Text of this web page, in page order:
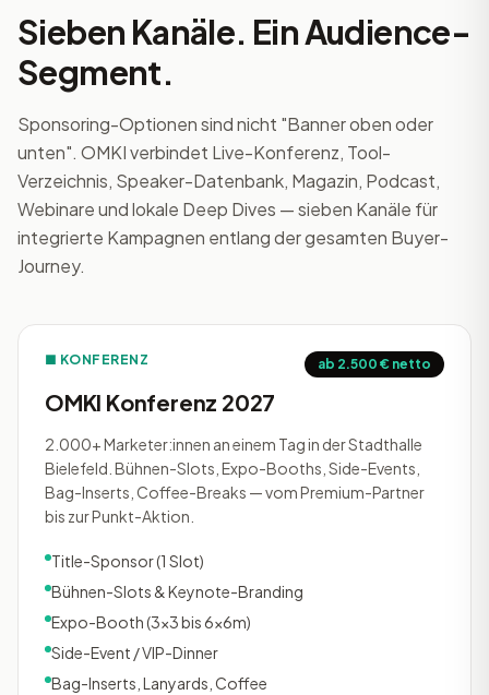
Sieben Kanäle. Ein Audience-
Segment.
Sponsoring-Optionen sind nicht "Banner oben oder
unten". OMKI verbindet Live-Konferenz, Tool-
Verzeichnis, Speaker-Datenbank, Magazin, Podcast,
Webinare und lokale Deep Dives — sieben Kanäle für
integrierte Kampagnen entlang der gesamten Buyer-
Journey.
■ KONFERENZ ab 2.500 € netto
OMKI Konferenz 2027
2.000+ Marketer:innen an einem Tag in der Stadthalle
Bielefeld. Bühnen-Slots, Expo-Booths, Side-Events,
Bag-Inserts, Coffee-Breaks — vom Premium-Partner
bis zur Punkt-Aktion.
Title-Sponsor (1 Slot)
Bühnen-Slots & Keynote-Branding
Expo-Booth (3×3 bis 6×6m)
Side-Event / VIP-Dinner
Bag-Inserts, Lanyards, Coffee